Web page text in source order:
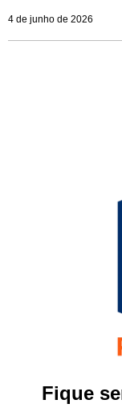
4 de junho de 2026
Fique